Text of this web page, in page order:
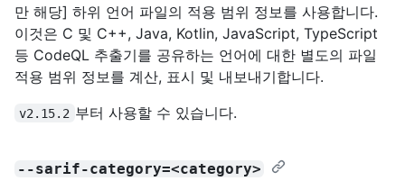
만 해당] 하위 언어 파일의 적용 범위 정보를 사용합니다.
이것은 C 및 C++, Java, Kotlin, JavaScript, TypeScript
등 CodeQL 추출기를 공유하는 언어에 대한 별도의 파일
적용 범위 정보를 계산, 표시 및 내보내기합니다.
v2.15.2 부터 사용할 수 있습니다.
--sarif-category=<category>